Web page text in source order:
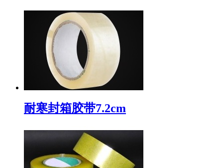
耐寒封箱胶带7.2cm